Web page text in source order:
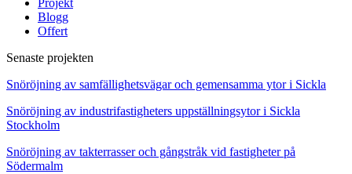
Blogg
Offert
Senaste projekten
Snöröjning av samfällighetsvägar och gemensamma ytor i Sickla
Snöröjning av industrifastigheters uppställningsytor i Sickla
Stockholm
Snöröjning av takterrasser och gångstråk vid fastigheter på
Södermalm